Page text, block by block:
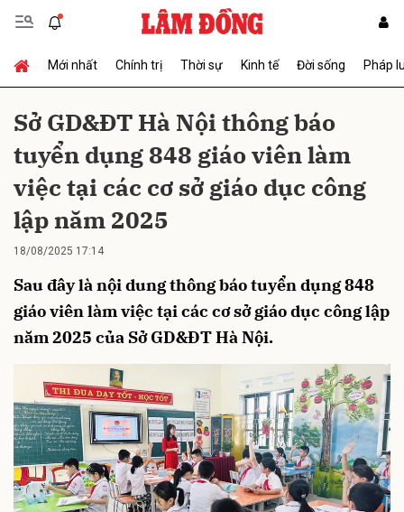
Mới nhất Chính trị Thời sự Kinh tế Đời sống Pháp
Sở GD&ĐT Hà Nội thông báo
tuyển dụng 848 giáo viên làm
việc tại các cơ sở giáo dục công
lập năm 2025
18/08/2025 17:14
Sau đây là nội dung thông báo tuyển dụng 848
giáo viên làm việc tại các cơ sở giáo dục công lập
năm 2025 của Sở GD&ĐT Hà Nội.
Gửi bình luận
Hủy